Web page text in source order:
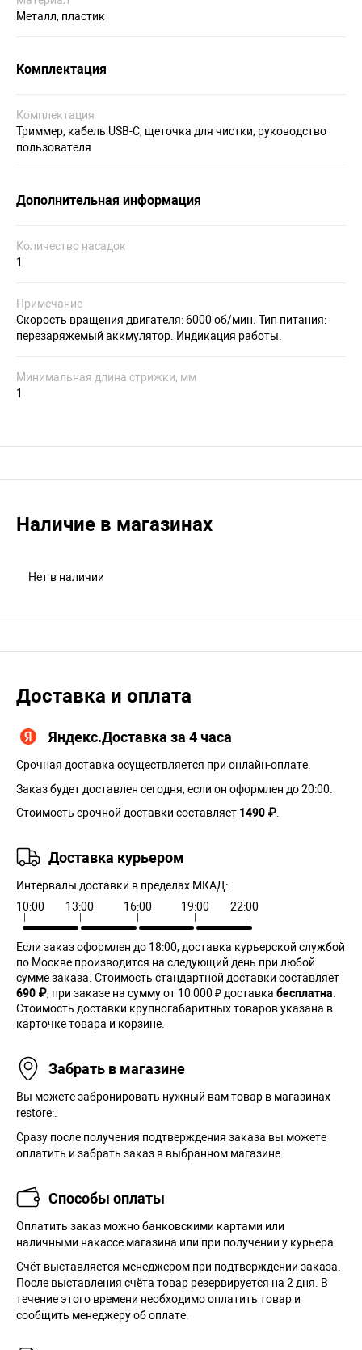
Металл, пластик
Комплектация
Комплектация
Триммер, кабель USB-C, щеточка для чистки, руководство
пользователя
Дополнительная информация
Количество насадок
1
Примечание
Скорость вращения двигателя: 6000 об/мин. Тип питания:
перезаряжемый аккмулятор. Индикация работы.
Минимальная длина стрижки, мм
1
Наличие в магазинах
Нет в наличии
Доставка и оплата
Яндекс.Доставка за 4 часа
Срочная доставка осуществляется при онлайн-оплате.
Заказ будет доставлен сегодня, если он оформлен до 20:00.
Стоимость срочной доставки составляет 1490 ₽.
Доставка курьером
Интервалы доставки в пределах МКАД:
10:00
13:00 16:00 19:00 22:00
Если заказ оформлен до 18:00, доставка курьерской службой
по Москве производится на следующий день при любой
сумме заказа. Cтоимость стандартной доставки составляет
690 ₽, при заказе на сумму от 10 000 ₽ доставка бесплатна.
Стоимость доставки крупногабаритных товаров указана в
карточке товара и корзине.
Забрать в магазине
Вы можете забронировать нужный вам товар в магазинах
restore:.
Сразу после получения подтверждения заказа вы можете
оплатить и забрать заказ в выбранном магазине.
Способы оплаты
Оплатить заказ можно банковскими картами или
наличными накассе магазина или при получении у курьера.
Cчёт выставляется менеджером при подтверждении заказа.
После выставления счёта товар резервируется на 2 дня. В
течение этого времени необходимо оплатить товар и
сообщить менеджеру об оплате.